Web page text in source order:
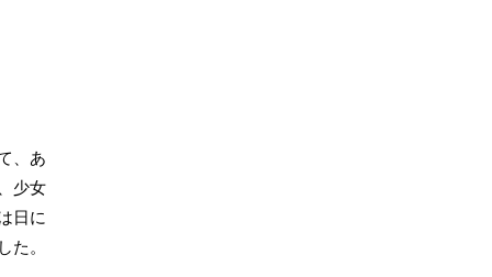
、あ
少女
日に
た。